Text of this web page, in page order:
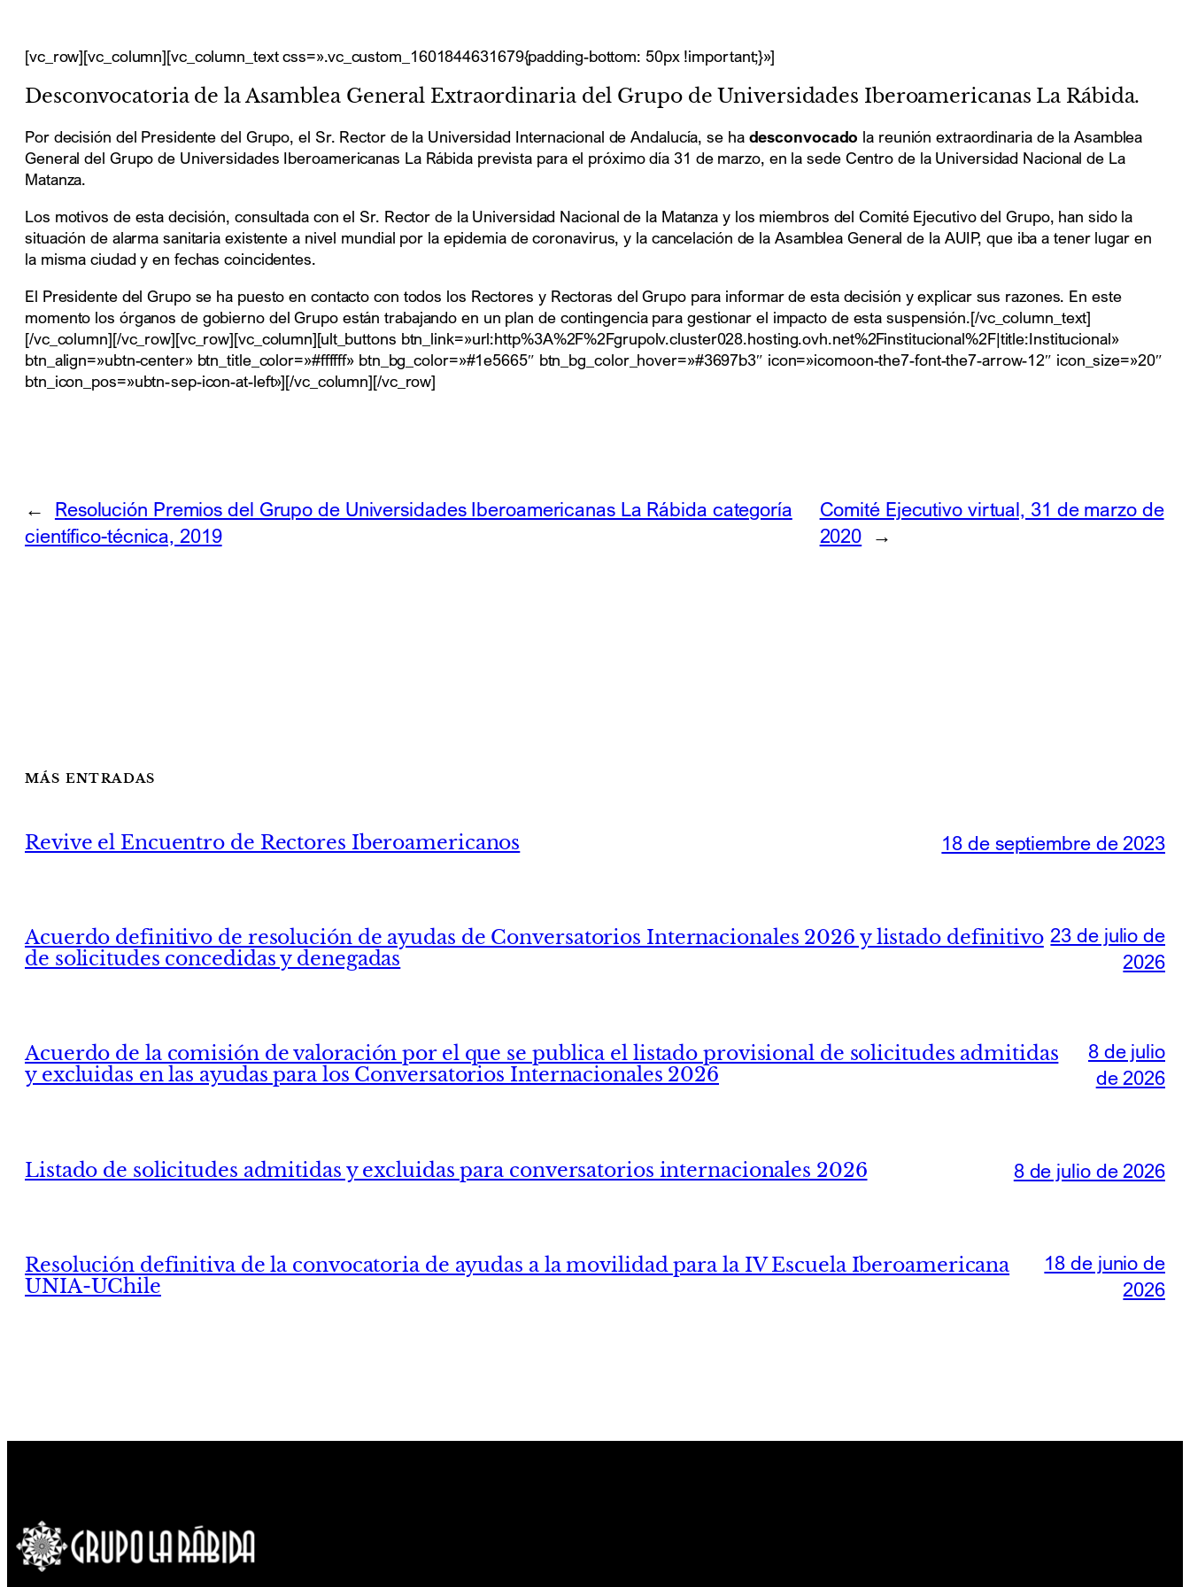
[vc_row][vc_column][vc_column_text css=».vc_custom_1601844631679{padding-bottom: 50px !important;}»]
Desconvocatoria de la Asamblea General Extraordinaria del Grupo de Universidades Iberoamericanas La Rábida.
Por decisión del Presidente del Grupo, el Sr. Rector de la Universidad Internacional de Andalucía, se ha desconvocado la reunión extraordinaria de la Asamblea
General del Grupo de Universidades Iberoamericanas La Rábida prevista para el próximo día 31 de marzo, en la sede Centro de la Universidad Nacional de La
Matanza.
Los motivos de esta decisión, consultada con el Sr. Rector de la Universidad Nacional de la Matanza y los miembros del Comité Ejecutivo del Grupo, han sido la
situación de alarma sanitaria existente a nivel mundial por la epidemia de coronavirus, y la cancelación de la Asamblea General de la AUIP, que iba a tener lugar en
la misma ciudad y en fechas coincidentes.
El Presidente del Grupo se ha puesto en contacto con todos los Rectores y Rectoras del Grupo para informar de esta decisión y explicar sus razones. En este
momento los órganos de gobierno del Grupo están trabajando en un plan de contingencia para gestionar el impacto de esta suspensión.[/vc_column_text]
[/vc_column][/vc_row][vc_row][vc_column][ult_buttons btn_link=»url:http%3A%2F%2Fgrupolv.cluster028.hosting.ovh.net%2Finstitucional%2F|title:Institucional»
btn_align=»ubtn-center» btn_title_color=»#ffffff» btn_bg_color=»#1e5665″ btn_bg_color_hover=»#3697b3″ icon=»icomoon-the7-font-the7-arrow-12″ icon_size=»20″
btn_icon_pos=»ubtn-sep-icon-at-left»][/vc_column][/vc_row]
←
Resolución Premios del Grupo de Universidades Iberoamericanas La Rábida categoría
científico-técnica, 2019
Comité Ejecutivo virtual, 31 de marzo de
2020
→
MÁS ENTRADAS
Revive el Encuentro de Rectores Iberoamericanos 18 de septiembre de 2023
Acuerdo definitivo de resolución de ayudas de Conversatorios Internacionales 2026 y listado definitivo
de solicitudes concedidas y denegadas
23 de julio de
2026
Acuerdo de la comisión de valoración por el que se publica el listado provisional de solicitudes admitidas
y excluidas en las ayudas para los Conversatorios Internacionales 2026
8 de julio
de 2026
Listado de solicitudes admitidas y excluidas para conversatorios internacionales 2026 8 de julio de 2026
Resolución definitiva de la convocatoria de ayudas a la movilidad para la IV Escuela Iberoamericana
UNIA-UChile
18 de junio de
2026